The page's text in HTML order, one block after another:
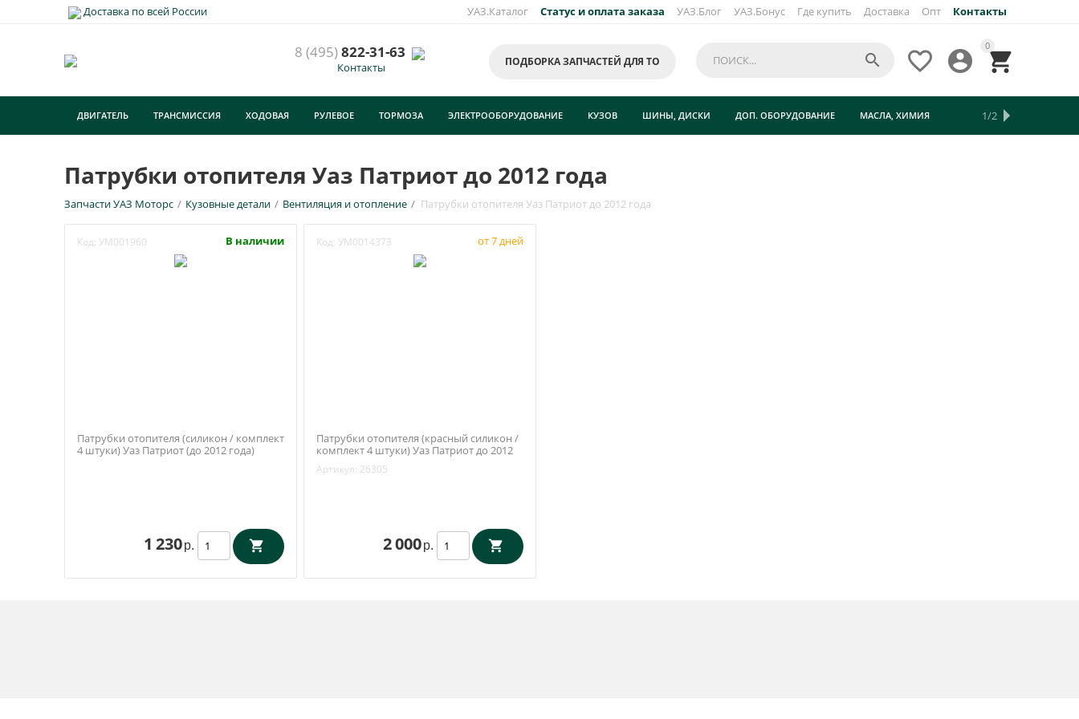
Доставка по всей России УАЗ.Каталог Статус и оплата заказа УАЗ.Блог УАЗ.Бонус Где купить Доставка Опт Контакты
8 (495)822-31-63
Контакты
0



ПОДБОРКА ЗАПЧАСТЕЙ ДЛЯ ТО 
ДВИГАТЕЛЬ ТРАНСМИССИЯ ХОДОВАЯ РУЛЕВОЕ ТОРМОЗА ЭЛЕКТРООБОРУДОВАНИЕ КУЗОВ ШИНЫ, ДИСКИ ДОП. ОБОРУДОВАНИЕ МАСЛА, ХИМИЯ ТУРИЗМ1/2
Патрубки отопителя Уаз Патриот до 2012 года
Запчасти УАЗ Моторс / Кузовные детали / Вентиляция и отопление / Патрубки отопителя Уаз Патриот до 2012 года
Код: УМ001960 В наличии
Патрубки отопителя (силикон / комплект
4 штуки) Уаз Патриот (до 2012 года)
1 230 р.
Код: УМ0014373 от 7 дней
Патрубки отопителя (красный силикон /
комплект 4 штуки) Уаз Патриот до 2012
года (ПРОМТЕХПЛАСТ)
Артикул: 26305
2 000 р.